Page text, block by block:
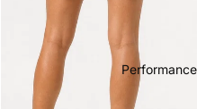
Performance